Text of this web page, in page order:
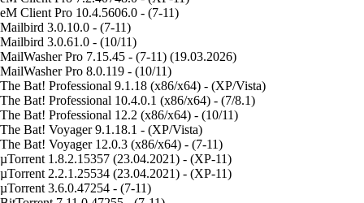
eM Client Pro 10.4.5606.0 - (7-11)
Mailbird 3.0.10.0 - (7-11)
Mailbird 3.0.61.0 - (10/11)
MailWasher Pro 7.15.45 - (7-11) (19.03.2026)
MailWasher Pro 8.0.119 - (10/11)
The Bat! Professional 9.1.18 (x86/x64) - (XP/Vista)
The Bat! Professional 10.4.0.1 (x86/x64) - (7/8.1)
The Bat! Professional 12.2 (x86/x64) - (10/11)
The Bat! Voyager 9.1.18.1 - (XP/Vista)
The Bat! Voyager 12.0.3 (x86/x64) - (7-11)
µTorrent 1.8.2.15357 (23.04.2021) - (XP-11)
µTorrent 2.2.1.25534 (23.04.2021) - (XP-11)
µTorrent 3.6.0.47254 - (7-11)